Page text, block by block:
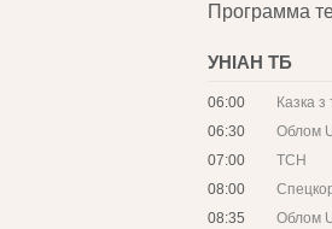
Программа
УНІАН ТБ
06:00
Казка з
06:30
Облом
07:00
ТСН
08:00
08:35
Облом